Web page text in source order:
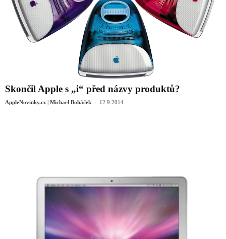
Skončil Apple s „i“ před názvy produktů?
AppleNovinky.cz | Michael Boháček - 12.9.2014